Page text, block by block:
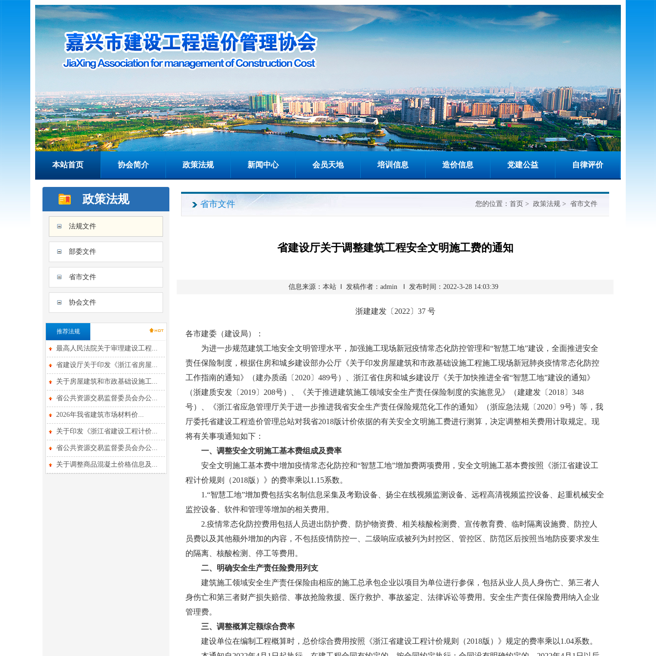
本站首页 协会简介 政策法规 新闻中心 会员天地 培训信息 造价信息 党建公益 自律评价
政策法规
法规文件
部委文件
省市文件
协会文件
推荐法规
最高人民法院关于审理建设工程...
省建设厅关于印发《浙江省房屋...
关于房屋建筑和市政基础设施工...
省公共资源交易监督委员会办公...
2026年我省建筑市场材料价...
关于印发《浙江省建设工程计价...
省公共资源交易监督委员会办公...
关于调整商品混凝土价格信息及...
省市文件 您的位置： 首页 > 政策法规 > 省市文件
省建设厅关于调整建筑工程安全文明施工费的通知
信息来源：本站 ‖ 发稿作者：admin ‖ 发布时间：2022-3-28 14:03:39
浙建建发〔2022〕37 号
各市建委（建设局）：
为进一步规范建筑工地安全文明管理水平，加强施工现场新冠疫情常态化防控管理和“智慧工地”建设，全面推进安全
责任保险制度，根据住房和城乡建设部办公厅《关于印发房屋建筑和市政基础设施工程施工现场新冠肺炎疫情常态化防控
工作指南的通知》（建办质函〔2020〕489号）、浙江省住房和城乡建设厅《关于加快推进全省“智慧工地”建设的通知》
（浙建质安发〔2019〕208号）、《关于推进建筑施工领域安全生产责任保险制度的实施意见》（建建发〔2018〕348
号）、《浙江省应急管理厅关于进一步推进我省安全生产责任保险规范化工作的通知》（浙应急法规〔2020〕9号）等，我
厅委托省建设工程造价管理总站对我省2018版计价依据的有关安全文明施工费进行测算，决定调整相关费用计取规定。现
将有关事项通知如下：
一、调整安全文明施工基本费组成及费率
安全文明施工基本费中增加疫情常态化防控和“智慧工地”增加费两项费用，安全文明施工基本费按照《浙江省建设工
程计价规则（2018版）》的费率乘以1.15系数。
1.“智慧工地”增加费包括实名制信息采集及考勤设备、扬尘在线视频监测设备、远程高清视频监控设备、起重机械安全
监控设备、软件和管理等增加的相关费用。
2.疫情常态化防控费用包括人员进出防护费、防护物资费、相关核酸检测费、宣传教育费、临时隔离设施费、防控人
员费以及其他额外增加的内容，不包括疫情防控一、二级响应或被列为封控区、管控区、防范区后按照当地防疫要求发生
的隔离、核酸检测、停工等费用。
二、明确安全生产责任险费用列支
建筑施工领域安全生产责任保险由相应的施工总承包企业以项目为单位进行参保，包括从业人员人身伤亡、第三者人
身伤亡和第三者财产损失赔偿、事故抢险救援、医疗救护、事故鉴定、法律诉讼等费用。安全生产责任保险费用纳入企业
管理费。
三、调整概算定额综合费率
建设单位在编制工程概算时，总价综合费用按照《浙江省建设工程计价规则（2018版）》规定的费率乘以1.04系数。